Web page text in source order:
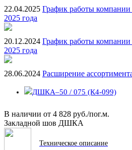
22.04.2025 График работы
2025 года
20.12.2024 График работы
2025 года
28.06.2024 Расширение
В наличии от 4 828 руб./пог.м.
Закладной шов ДШКА
Техническое описание